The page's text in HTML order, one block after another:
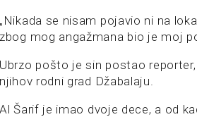
„Nikada se nisam pojavio ni na
zbog mog angažmana bio je moj
Ubrzo pošto je sin postao
njihov rodni grad Džabalaju.
Al Šarif je imao dvoje dece, a od